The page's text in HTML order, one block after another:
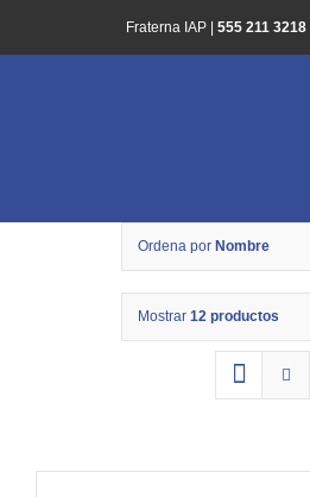
al
Fraterna IAP | 555 211 3218|
Ordena por Nombre
Mostrar 12 productos